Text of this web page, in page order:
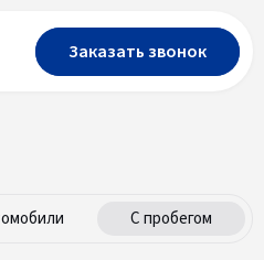
Заказать звонок
С пробегом